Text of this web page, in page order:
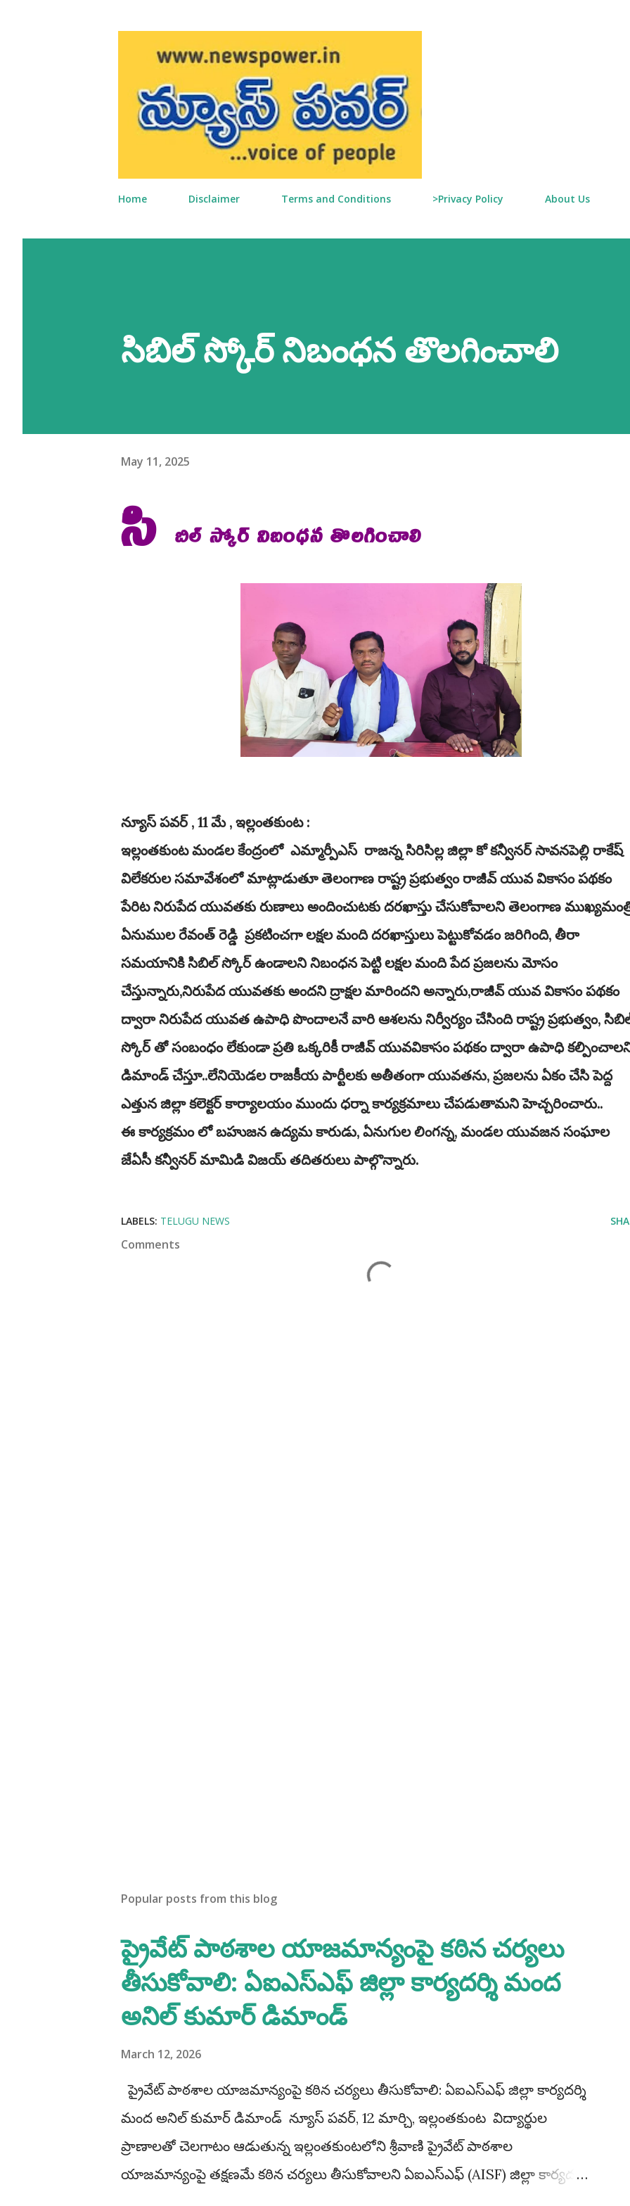
Home Disclaimer Terms and Conditions >Privacy Policy About Us
సిబిల్ స్కోర్ నిబంధన తొలగించాలి
May 11, 2025
సి బిల్ స్కోర్ నిబంధన తొలగించాలి
న్యూస్ పవర్ , 11 మే , ఇల్లంతకుంట :
ఇల్లంతకుంట మండల కేంద్రంలో ఎమ్మార్పీఎస్ రాజన్న సిరిసిల్ల జిల్లా కో కన్వీనర్ సావనపెల్లి రాకేష్
విలేకరుల సమావేశంలో మాట్లాడుతూ తెలంగాణ రాష్ట్ర ప్రభుత్వం రాజీవ్ యువ వికాసం పథకం
పేరిట నిరుపేద యువతకు రుణాలు అందించుటకు దరఖాస్తు చేసుకోవాలని తెలంగాణ
ఏనుముల రేవంత్ రెడ్డి ప్రకటించగా లక్షల మంది దరఖాస్తులు పెట్టుకోవడం జరిగింది, తీరా
సమయానికి సిబిల్ స్కోర్ ఉండాలని నిబంధన పెట్టి లక్షల మంది పేద ప్రజలను మోసం
చేస్తున్నారు,నిరుపేద యువతకు అందని ద్రాక్షల మారిందని అన్నారు,రాజీవ్ యువ వికాసం పథకం
ద్వారా నిరుపేద యువత ఉపాధి పొందాలనే వారి ఆశలను నిర్వీర్యం చేసింది రాష్ట్ర ప్రభుత్వం,
స్కోర్ తో సంబంధం లేకుండా ప్రతి ఒక్కరికీ రాజీవ్ యువవికాసం పథకం ద్వారా ఉపాధి
డిమాండ్ చేస్తూ..లేనియెడల రాజకీయ పార్టీలకు అతీతంగా యువతను, ప్రజలను ఏకం చేసి పెద్ద
ఎత్తున జిల్లా కలెక్టర్ కార్యాలయం ముందు ధర్నా కార్యక్రమాలు చేపడుతామని హెచ్చరించారు..
ఈ కార్యక్రమం లో బహుజన ఉద్యమ కారుడు, ఏనుగుల లింగన్న, మండల యువజన సంఘాల
జేఏసీ కన్వీనర్ మామిడి విజయ్ తదితరులు పాల్గొన్నారు.
LABELS: TELUGU NEWS
Comments
Popular posts from this blog
ప్రైవేట్ పాఠశాల యాజమాన్యంపై కఠిన చర్యలు
తీసుకోవాలి: ఏఐఎస్ఎఫ్ జిల్లా కార్యదర్శి మంద
అనిల్ కుమార్ డిమాండ్
March 12, 2026
ప్రైవేట్ పాఠశాల యాజమాన్యంపై కఠిన చర్యలు తీసుకోవాలి: ఏఐఎస్ఎఫ్ జిల్లా కార్యదర్శి
మంద అనిల్ కుమార్ డిమాండ్ ​ న్యూస్ పవర్, 12 మార్చి, ఇల్లంతకుంట విద్యార్థుల
ప్రాణాలతో చెలగాటం ఆడుతున్న ఇల్లంతకుంటలోని శ్రీవాణి ప్రైవేట్ పాఠశాల
యాజమాన్యంపై తక్షణమే కఠిన చర్యలు తీసుకోవాలని ఏఐఎస్ఎఫ్ (AISF) జిల్లా కార్యదర్శి